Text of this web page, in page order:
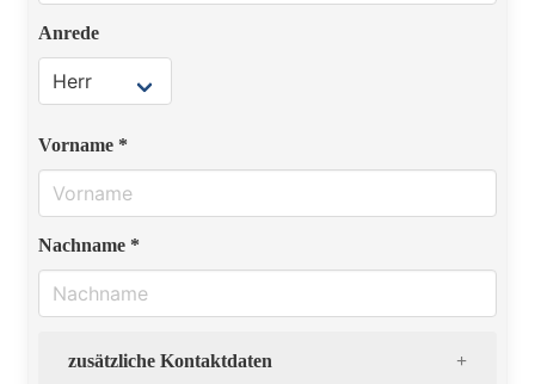
Anrede
Vorname *
Nachname *
zusätzliche Kontaktdaten